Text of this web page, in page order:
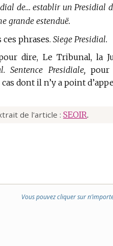
de… establir un Presidial
grande estenduë.
phrases. Siege Presidial.
dire, Le Tribunal, la
Sentence Presidiale,pour
dont il n’y a point
de l'article : SEOIR.
Vous pouvez cliquer sur